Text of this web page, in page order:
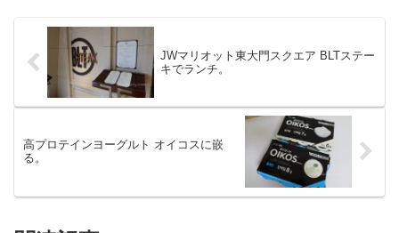
JWマリオット東大門スクエア BLTステー
キでランチ。
高プロテインヨーグルト オイコスに嵌
る。